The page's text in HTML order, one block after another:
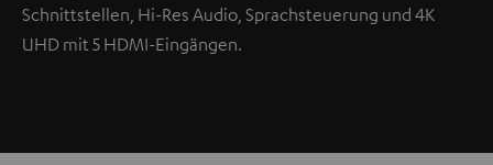
Schnittstellen, Hi-Res Audio, Sprachsteuerung und 4K
UHD mit 5 HDMI-Eingängen.